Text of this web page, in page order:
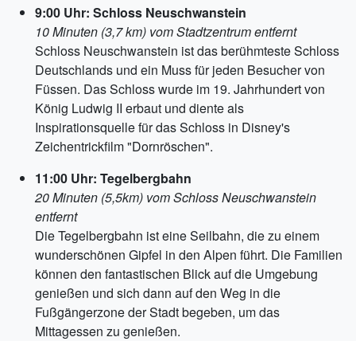
9:00 Uhr: Schloss Neuschwanstein
10 Minuten (3,7 km) vom Stadtzentrum entfernt
Schloss Neuschwanstein ist das berühmteste Schloss
Deutschlands und ein Muss für jeden Besucher von
Füssen. Das Schloss wurde im 19. Jahrhundert von
König Ludwig II erbaut und diente als
Inspirationsquelle für das Schloss in Disney's
Zeichentrickfilm "Dornröschen".
11:00 Uhr: Tegelbergbahn
20 Minuten (5,5km) vom Schloss Neuschwanstein
entfernt
Die Tegelbergbahn ist eine Seilbahn, die zu einem
wunderschönen Gipfel in den Alpen führt. Die Familien
können den fantastischen Blick auf die Umgebung
genießen und sich dann auf den Weg in die
Fußgängerzone der Stadt begeben, um das
Mittagessen zu genießen.